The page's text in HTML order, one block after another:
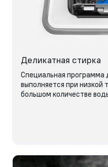
Деликатная стирка
Специальная программа
выполняется при низкой
большом количестве